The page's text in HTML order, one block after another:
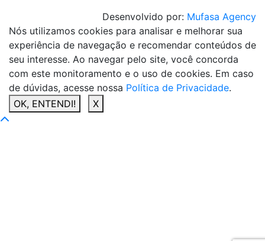
Desenvolvido por: Mufasa Agency
Nós utilizamos cookies para analisar e melhorar sua
experiência de navegação e recomendar conteúdos de
seu interesse. Ao navegar pelo site, você concorda
com este monitoramento e o uso de cookies. Em caso
de dúvidas, acesse nossa Política de Privacidade.
OK, ENTENDI!
X